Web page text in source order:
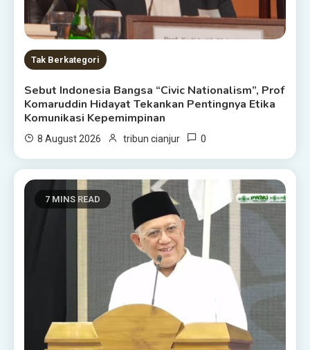
Tak Berkategori
Sebut Indonesia Bangsa “Civic Nationalism”, Prof
Komaruddin Hidayat Tekankan Pentingnya Etika
Komunikasi Kepemimpinan
8 August 2026 tribun cianjur 0
7 MINS READ